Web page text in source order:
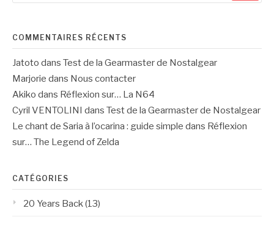
COMMENTAIRES RÉCENTS
Jatoto dans Test de la Gearmaster de Nostalgear
Marjorie dans Nous contacter
Akiko dans Réflexion sur… La N64
Cyril VENTOLINI dans Test de la Gearmaster de Nostalgear
Le chant de Saria à l’ocarina : guide simple dans Réflexion
sur… The Legend of Zelda
CATÉGORIES
20 Years Back(13)